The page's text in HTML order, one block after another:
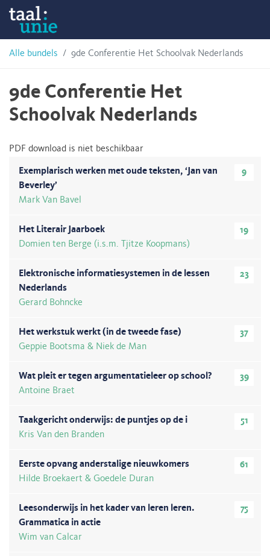
Skip
content
Alle bundels 9de Conferentie Het Schoolvak Nederlands
9de Conferentie Het
Schoolvak Nederlands
PDF download is niet beschikbaar
9
Exemplarisch werken met oude teksten, ‘Jan van
Beverley’
Mark Van Bavel
19
Het Literair Jaarboek
Domien ten Berge (i.s.m. Tjitze Koopmans)
23
Elektronische informatiesystemen in de lessen
Nederlands
Gerard Bohncke
37
Het werkstuk werkt (in de tweede fase)
Geppie Bootsma & Niek de Man
39
Wat pleit er tegen argumentatieleer op school?
Antoine Braet
51
Taakgericht onderwijs: de puntjes op de i
Kris Van den Branden
61
Eerste opvang anderstalige nieuwkomers
Hilde Broekaert & Goedele Duran
75
Leesonderwijs in het kader van leren leren.
Grammatica in actie
Wim van Calcar